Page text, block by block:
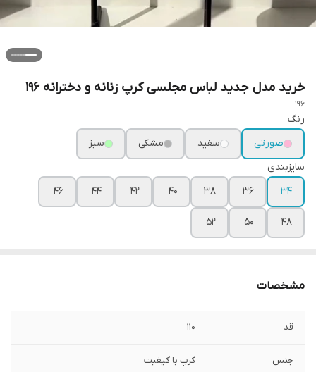
خرید مدل جدید لباس مجلسی کرپ زنانه و دخترانه ۱۹۶
196
رنگ
صورتی
سفید مشکی
سبز
سایزبندی
۳۴
۳۶ ۳۸ ۴۰ ۴۲ ۴۴ ۴۶
۴۸ ۵۰ ۵۲
مشخصات
قد ۱۱۰
جنس کرپ با کیفیت